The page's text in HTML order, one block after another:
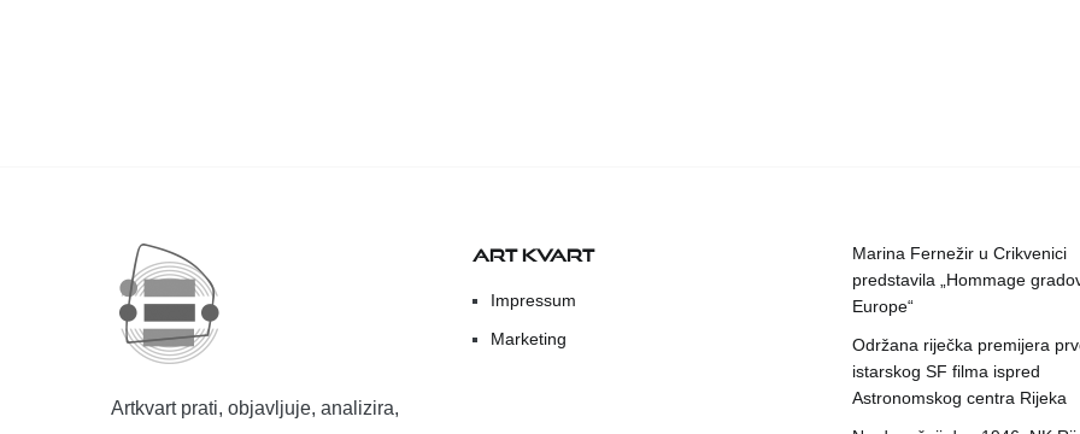
Artkvart prati, objavljuje, analizira,
ART KVART
Impressum
Marketing
Marina Fernežir u Crikvenici
predstavila „Hommage
Europe“
Održana riječka premijera
istarskog SF filma ispred
Astronomskog centra Rijeka